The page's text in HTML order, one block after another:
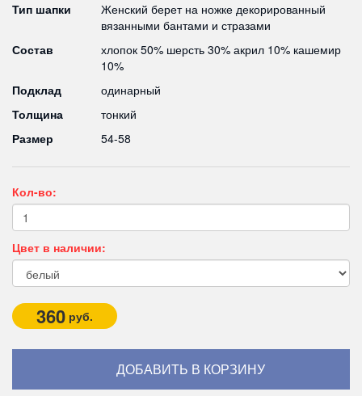
Тип шапки
Женский берет на ножке декорированный
вязанными бантами и стразами
Состав
хлопок 50% шерсть 30% акрил 10% кашемир
10%
Подклад
одинарный
Толщина
тонкий
Размер
54-58
Кол-во:
Цвет в наличии:
360 руб.